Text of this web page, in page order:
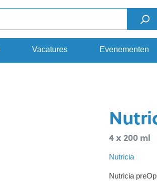
Vacatures Evenementen
4 x 200 ml
Nutricia
Nutricia